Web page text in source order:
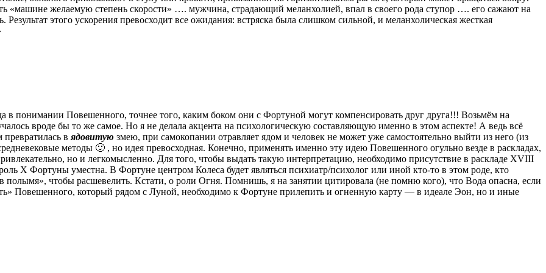
«машине желаемую степень скорости» …. мужчина, страдающий меланхолией, впал в своего рода ступор …. его сажают на
этого ускорения превосходит все ожидания: встряска была слишком сильной, и меланхолическая жесткая
в понимании Повешенного, точнее того, каким боком они с Фортуной могут компенсировать друг друга!!! Возьмём на
вроде бы то же самое. Но я не делала акцента на психологическую составляющую именно в этом аспекте! А ведь всё
в ядовитую змею, при самокопании отравляет ядом и человек не может уже самостоятельно выйти из него (из
методы 🙂 , но идея превосходная. Конечно, применять именно эту идею Повешенного огульно везде в раскладах,
но и легкомысленно. Для того, чтобы выдать такую интерпретацию, необходимо присутствие в раскладе XVIII
Х Фортуны уместна. В Фортуне центром Колеса будет являться психиатр/психолог или иной кто-то в этом роде, кто
полымя», чтобы расшевелить. Кстати, о роли Огня. Помнишь, я на занятии цитировала (не помню кого), что Вода опасна, если
Повешенного, который рядом с Луной, необходимо к Фортуне прилепить и огненную карту — в идеале Эон, но и иные